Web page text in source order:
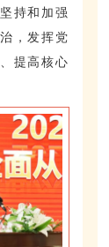
持和加强
，发挥党
提高核心